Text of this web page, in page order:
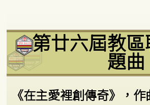
第廿六屆教
題曲
《在主愛裡創傳奇》，